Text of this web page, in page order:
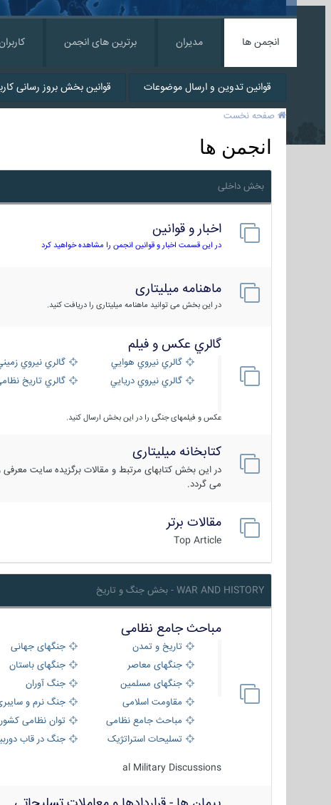
انجمن ها مدیران برترین های انجمن
قوانین تدوین و ارسال موضوعات قوانین بخش بروز رسانی
صفحه نخست
انجمن ها
بخش داخلی
اخبار و قوانین
در این قسمت اخبار و قوانین انجمن را مشاهده خواهید کرد
ماهنامه میلیتاری
در این بخش می توانید ماهنامه میلیتاری را دریافت کنید.
گالري عكس و فيلم
گالري نيروي هوايي
گالري نيروي
گالري نيروي دريايي
گالري تاریخ
عکس و فیلمهای جنگی را در این بخش ارسال کنید.
کتابخانه میلیتاری
در این بخش کتابهای مرتبط و مقالات برگزیده سایت معرفی و
می گردد.
مقالات برتر
Top Article
WAR AND HISTORY - بخش جنگ و تاریخ
مباحث جامع نظامی
تاریخ و تمدن
جنگهای جهانی
جنگهای معاصر
جنگهای باستان
جنگهای مسلمین
جنگ آوران
مقاومت اسلامی
جنگ نرم و
مباحث جامع نظامی
توان نظامی
تسلیحات استراتژیک
جنگ در قاب
al Military Discussions